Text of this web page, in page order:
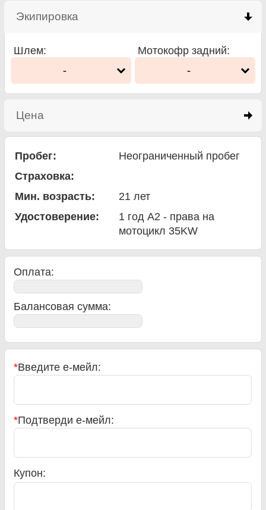
Экипировка
Шлем:
-
Мотокофр задний:
-
Цена
Пробег:
Неограниченный пробег
Страховка:
Мин. возрасть:
21 лет
Удостоверение:
1 год A2 - права на
мотоцикл 35KW
Оплата:
Балансовая сумма:
*Введите е-мейл:
*Подтверди е-мейл:
Купон: